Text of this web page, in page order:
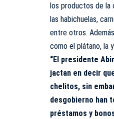
los productos de la
las habichuelas,
entre otros.
como el plátano, la
“El presidente
jactan en decir
chelitos, sin
desgobierno han
préstamos y